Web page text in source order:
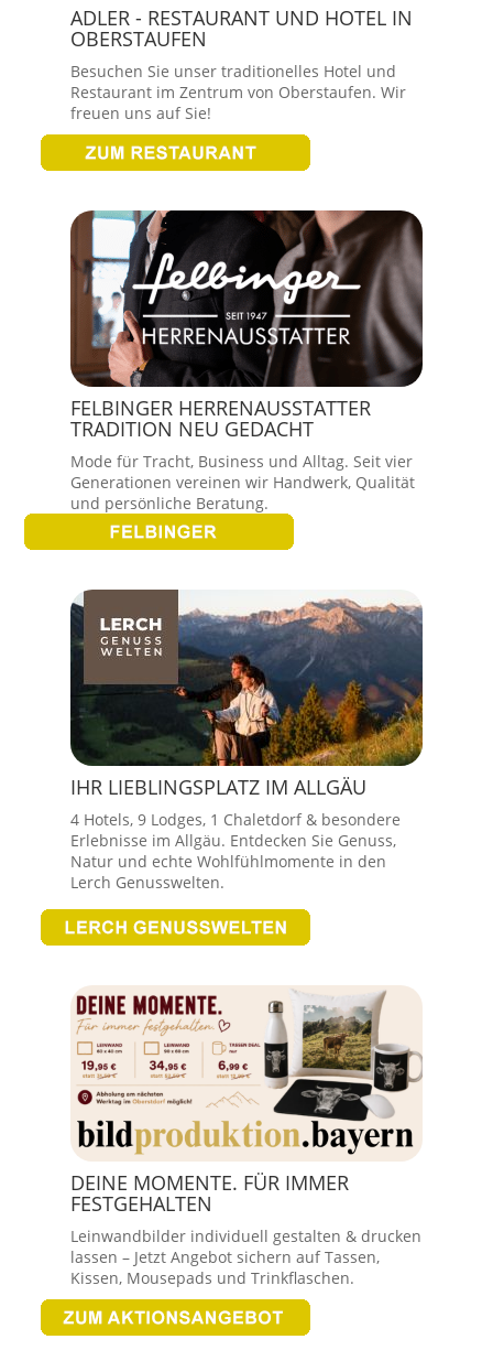
ADLER - RESTAURANT UND HOTEL IN
OBERSTAUFEN
Besuchen Sie unser traditionelles Hotel und
Restaurant im Zentrum von Oberstaufen. Wir
freuen uns auf Sie!
FELBINGER HERRENAUSSTATTER
TRADITION NEU GEDACHT
Mode für Tracht, Business und Alltag. Seit vier
Generationen vereinen wir Handwerk, Qualität
und persönliche Beratung.
IHR LIEBLINGSPLATZ IM ALLGÄU
4 Hotels, 9 Lodges, 1 Chaletdorf & besondere
Erlebnisse im Allgäu. Entdecken Sie Genuss,
Natur und echte Wohlfühlmomente in den
Lerch Genusswelten.
DEINE MOMENTE. FÜR IMMER
FESTGEHALTEN
Leinwandbilder individuell gestalten & drucken
lassen – Jetzt Angebot sichern auf Tassen,
Kissen, Mousepads und Trinkflaschen.